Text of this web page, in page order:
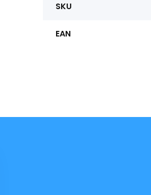
SKU
EAN